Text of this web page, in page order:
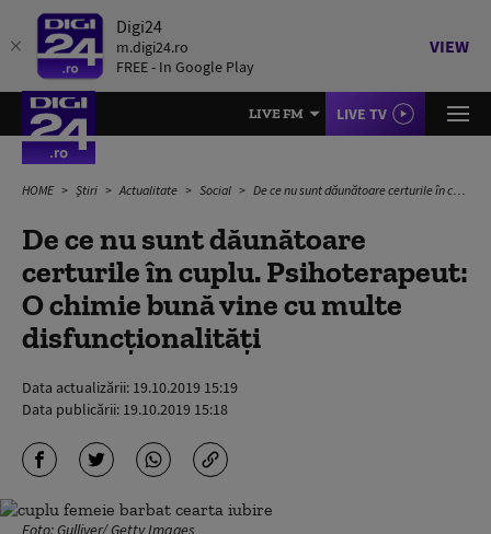
Digi24
m.digi24.ro
FREE - In Google Play
VIEW
LIVE FM LIVE TV
HOME Știri Actualitate Social De ce nu sunt dăunătoare certurile în cuplu. Psihoterapeut: O chimie bună vine cu multe disfuncționalități
De ce nu sunt dăunătoare
certurile în cuplu. Psihoterapeut:
O chimie bună vine cu multe
disfuncționalități
Data actualizării: 19.10.2019 15:19
Data publicării: 19.10.2019 15:18
Foto: Gulliver/ Getty Images